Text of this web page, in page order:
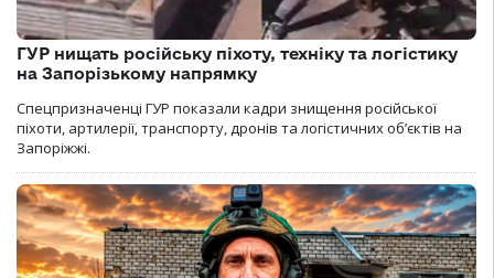
ГУР нищать російську піхоту, техніку та логістику
на Запорізькому напрямку
Спецпризначенці ГУР показали кадри знищення російської
піхоти, артилерії, транспорту, дронів та логістичних об’єктів на
Запоріжжі.